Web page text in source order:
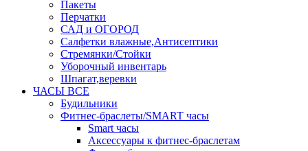
Пакеты
Перчатки
САД и ОГОРОД
Салфетки влажные,Антисептики
Стремянки/Стойки
Уборочный инвентарь
Шпагат,веревки
ЧАСЫ ВСЕ
Будильники
Фитнес-браслеты/SMART часы
Smart часы
Аксессуары к фитнес-браслетам